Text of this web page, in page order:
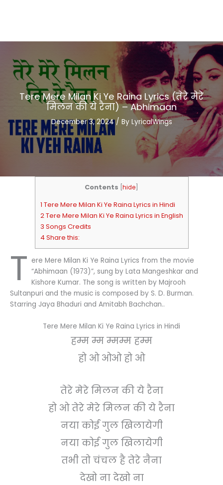
Tere Mere Milan Ki Ye Raina Lyrics (तेरे मेरे
मिलन की ये रैना) – Abhimaan
December 3, 2024/ By LyricalWings
Contents hide
1 Tere Mere Milan Ki Ye Raina Lyrics in Hindi
2 Tere Mere Milan Ki Ye Raina Lyrics in English
3 Songs Credits
4 Share this:
T ere Mere Milan Ki Ye Raina Lyrics from the movie
“Abhimaan (1973)”, sung by Lata Mangeshkar and
Kishore Kumar. The song is written by Majrooh
Sultanpuri and the music is composed by S. D. Burman.
Starring Jaya Bhaduri and Amitabh Bachchan..
Tere Mere Milan Ki Ye Raina Lyrics in Hindi
हम्म म्म म्मम्म हम्म
हो ओ ओओ हो ओ
तेरे मेरे मिलन की ये रैना
हो ओ तेरे मेरे मिलन की ये रैना
नया कोई गुल खिलायेगी
नया कोई गुल खिलायेगी
तभी तो चंचल है तेरे नैना
देखो ना देखो ना